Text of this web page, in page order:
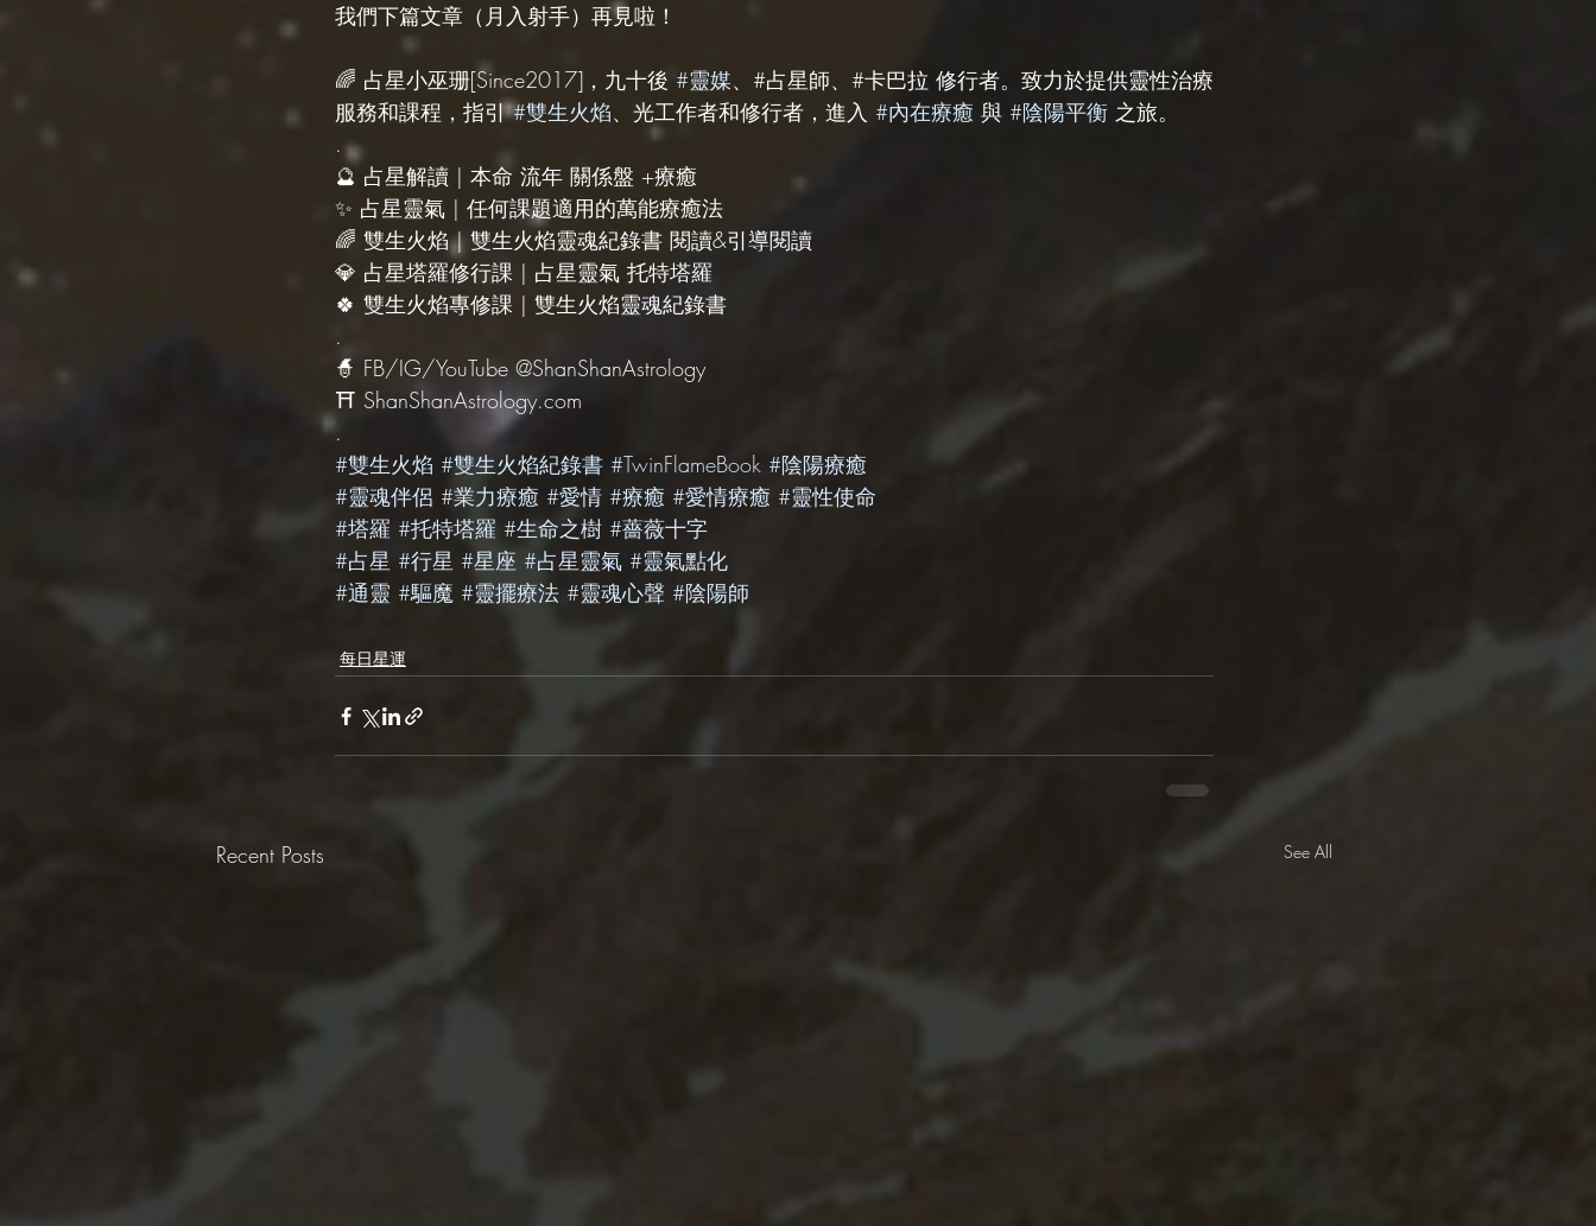
我們下篇文章（月入射手）再見啦！
🌈 占星小巫珊[Since2017]，九十後 #靈媒、#占星師、#卡巴拉 修行者。致力於提供靈性治療
服務和課程，指引 #雙生火焰、光工作者和修行者，進入 #內在療癒 與 #陰陽平衡 之旅。
.
🔮 占星解讀 | 本命 流年 關係盤 +療癒
✨ 占星靈氣 | 任何課題適用的萬能療癒法
🌈 雙生火焰 | 雙生火焰靈魂紀錄書 閱讀&引導閱讀
💎 占星塔羅修行課 | 占星靈氣 托特塔羅
🍀 雙生火焰專修課 | 雙生火焰靈魂紀錄書
.
🧙‍ FB/IG/YouTube @ShanShanAstrology
⛩ ShanShanAstrology.com
.
#雙生火焰 #雙生火焰紀錄書 #TwinFlameBook #陰陽療癒
#靈魂伴侶 #業力療癒 #愛情 #療癒 #愛情療癒 #靈性使命
#塔羅 #托特塔羅 #生命之樹 #薔薇十字
#占星 #行星 #星座 #占星靈氣 #靈氣點化
#通靈 #驅魔 #靈擺療法 #靈魂心聲 #陰陽師
每日星運
Recent Posts See All